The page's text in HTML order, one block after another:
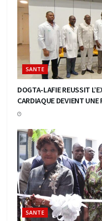
SANTE
DOGTA-LAFIE REUSSIT
CARDIAQUE DEVIENT UNE
SANTE